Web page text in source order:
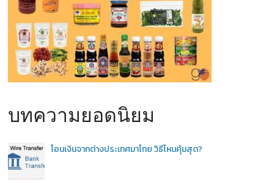
บทความยอดนิยม
โอนเงินจากต่างประเทศมาไทย วิธีไหนคุ้มสุด?